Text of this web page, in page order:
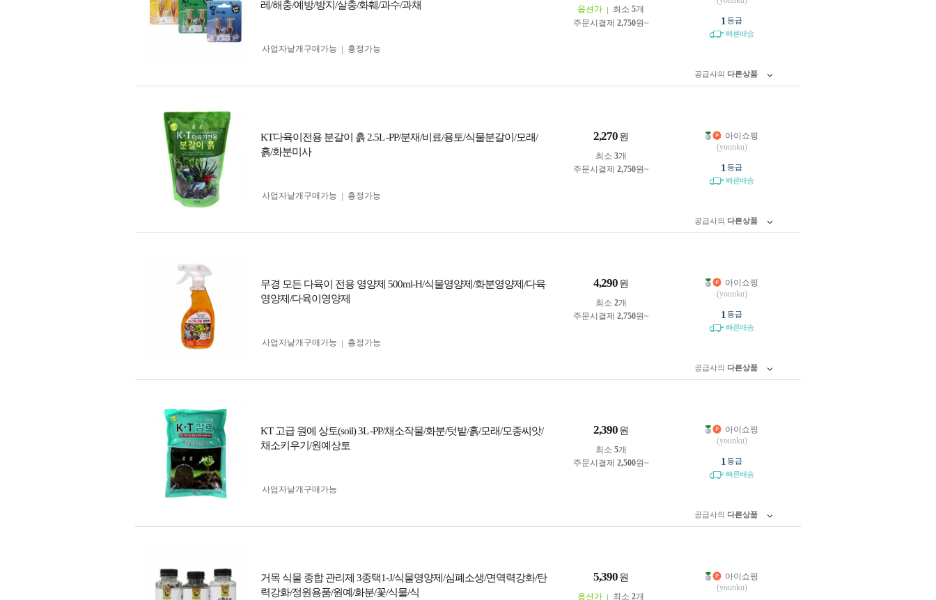
레/해충/예방/방지/살충/화훼/과수/과채
옵션가 최소 5개
주문시결제 2,750원~
사업자 낱개구매가능 흥정가능
1 등급
빠른배송
공급사의 다른상품
KT다육이전용 분갈이 흙 2.5L -PP/분재/비료/용토/식물분갈이/모래/
흙/화분미사
2,270 원
최소 3개
주문시결제 2,750원~
사업자 낱개구매가능 흥정가능
아이쇼핑
(younku)
1 등급
빠른배송
공급사의 다른상품
무경 모든 다육이 전용 영양제 500ml-H/식물영양제/화분영양제/다육
영양제/다육이영양제
4,290 원
최소 2개
주문시결제 2,750원~
사업자 낱개구매가능 흥정가능
아이쇼핑
(younku)
1 등급
빠른배송
공급사의 다른상품
KT 고급 원예 상토(soil) 3L -PP/채소작물/화분/텃밭/흙/모래/모종씨앗/
채소키우기/원예상토
2,390 원
최소 5개
주문시결제 2,500원~
사업자 낱개구매가능
아이쇼핑
(younku)
1 등급
빠른배송
공급사의 다른상품
거목 식물 종합 관리제 3종택1-J/식물영양제/심폐소생/면역력강화/탄
력강화/정원용품/원예/화분/꽃/식물/식
5,390 원
옵션가 최소 2개
아이쇼핑
(younku)